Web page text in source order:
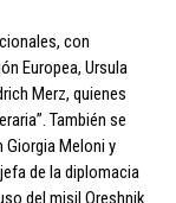
con
Europea, Ursula
Merz, quienes
También se
Giorgia Meloni y
de la diplomacia
del misil Oreshnik